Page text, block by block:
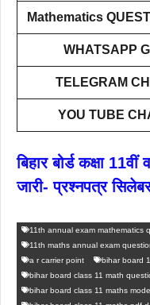
Mathematics
WHATSAPP
TELEGRAM
YOU TUBE
बिहार बोर्ड कक्षा
जारी- प्रश्नपत्र
11th annual exam mathematics
11th maths annual exam
a r carrier point
bihar board
bihar board class 11 math
bihar board class 11 maths